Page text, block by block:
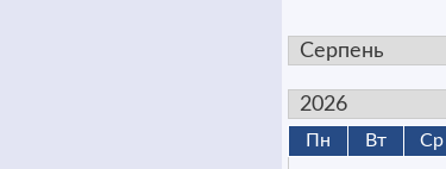
Пн Вт Ср